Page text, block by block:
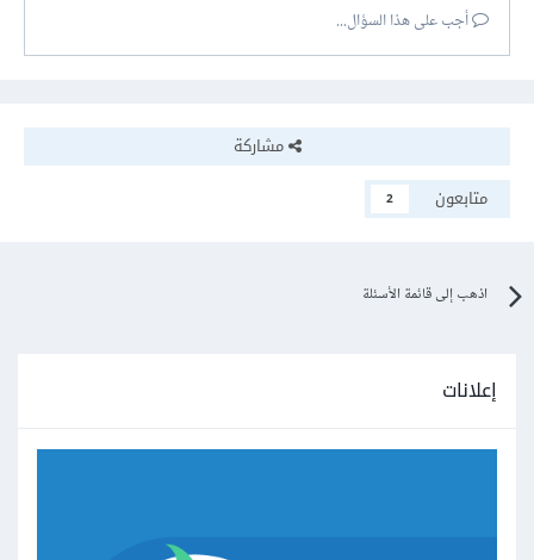
أجب على هذا السؤال...
مشاركة
متابعون
2
اذهب إلى قائمة الأسئلة
إعلانات